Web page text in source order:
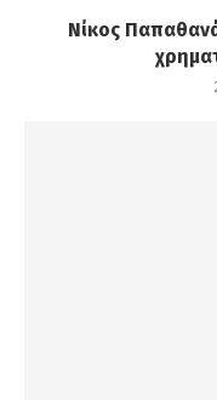
Νίκος